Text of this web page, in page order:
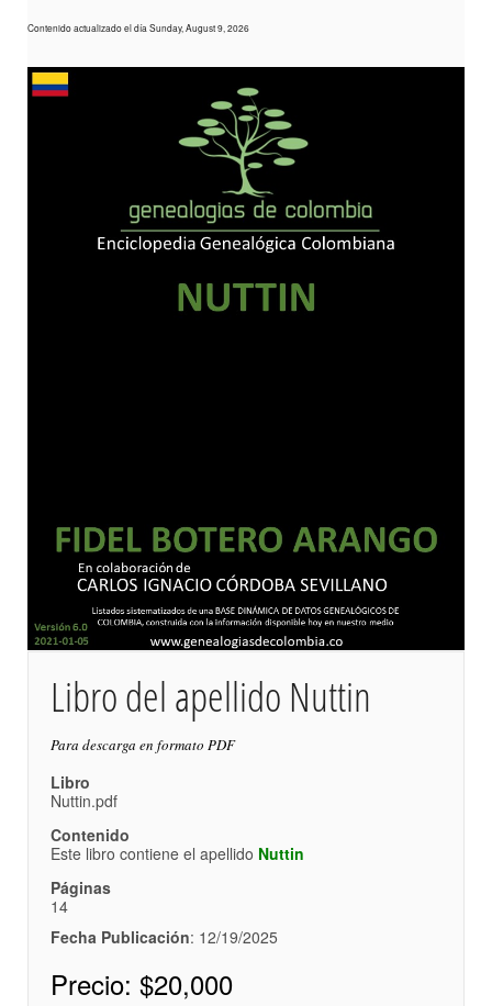
Contenido actualizado el día Sunday, August 9, 2026
Libro del apellido Nuttin
Para descarga en formato PDF
Libro
Nuttin.pdf
Contenido
Este libro contiene el apellido Nuttin
Páginas
14
Fecha Publicación: 12/19/2025
Precio: $20,000